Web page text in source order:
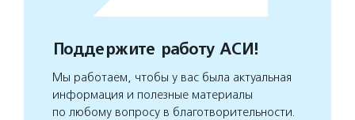
Поддержите работу АСИ!
Мы работаем, чтобы у вас была актуальная
информация и полезные материалы
по любому вопросу в благотворительности.